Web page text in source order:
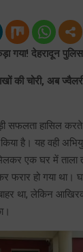
गया! देहरादून पुलिस
की चोरी, अब
सफलता हासिल करते
है। यह वही
एक घर में ताला
फरार हो गया था।
था, लेकिन